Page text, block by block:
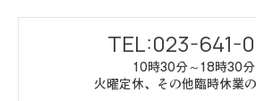
TEL:023-641-
10時30分～18時30
火曜定休、その他臨時休業